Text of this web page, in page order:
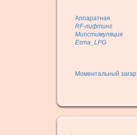
Аппаратная
RF-лифтинг
Миостимуляция
Esma_LPG
Моментальный загар